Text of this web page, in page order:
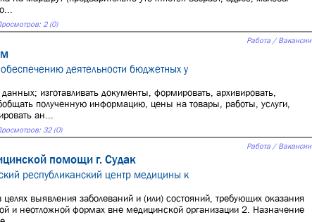
2 (0)
Работа / Вакансии
деятельности бюджетных у
изготавливать документы, формировать, архивировать,
полученную информацию, цены на товары, работы, услуги,
ан...
32 (0)
Работа / Вакансии
помощи г. Судак
республиканский центр медицины к
выявления заболеваний и (или) состояний, требующих оказания
и неотложной формах вне медицинской организации 2. Назначение